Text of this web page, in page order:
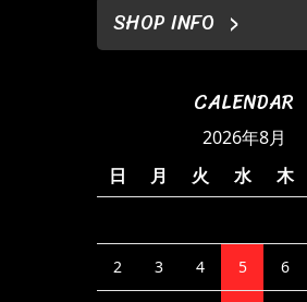
SHOP INFO
CALENDAR
2026年8月
日
月 火 水 木
2 3 4 5 6